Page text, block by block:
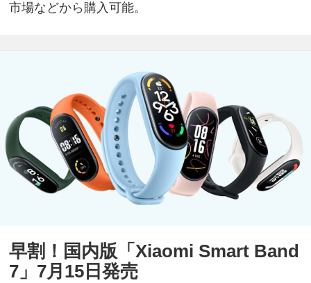
市場などから購入可能。
早割！国内版「Xiaomi Smart Band
7」7月15日発売